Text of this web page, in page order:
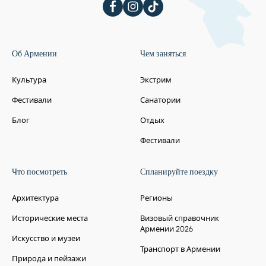
Остановкa 5.
Мастер-класс по
Познавательный тур закончивается
мастер-классом лаваша, где можно
Остановкa 6. Озеро Севан
Первое место, которое мы посетим,
жемчужина Армении, озеро Севан.
Находясь на высоте 1900 метров над
Об Армении
Культура
Фестивали
Блог
Чем заняться
Экстрим
Санатории
Отдых
Фестивали
Что посмотреть
Архитектура
Исторические места
Искусство и музеи
Природа и пейзажи
Спланируйте поездку
Регионы
Визовый справочник
Армении 2026
Транспорт в Армении